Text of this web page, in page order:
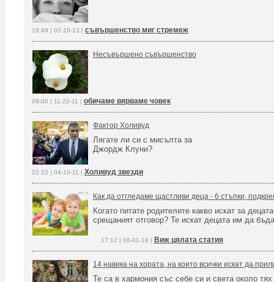
19:49 | 02-10-13 | съвършенство миг стремеж
Несъвършено съвършенство
09:00 | 11-22-11 | обичаме вярваме човек
Фактор Холивуд
Лягате ли си с мисълта за
Джордж Клуни?
22:22 | 04-10-11 | Холивуд звезди
Как да отгледаме щастливи деца - 6 стъпки,
Когато питате родителите какво искат за
срещаният отговор? Те искат децата им да
17:12 | 06-01-18 | Виж цялата статия
14 навика на хората, на които всички искат да
Те са в хармония със себе си и света около тях